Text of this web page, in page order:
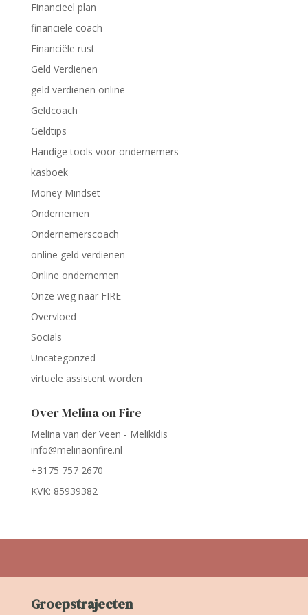
Financieel plan
financiële coach
Financiële rust
Geld Verdienen
geld verdienen online
Geldcoach
Geldtips
Handige tools voor ondernemers
kasboek
Money Mindset
Ondernemen
Ondernemerscoach
online geld verdienen
Online ondernemen
Onze weg naar FIRE
Overvloed
Socials
Uncategorized
virtuele assistent worden
Over Melina on Fire
Melina van der Veen - Melikidis
info@melinaonfire.nl
+3175 757 2670
KVK: 85939382
Groepstrajecten